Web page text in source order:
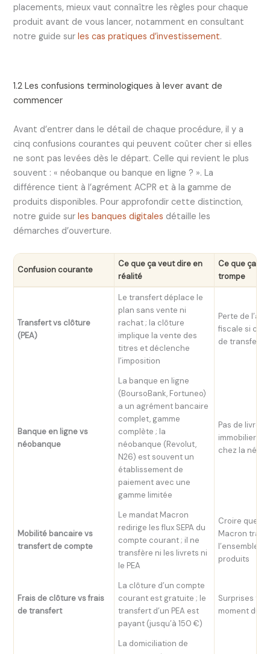
placements, mieux vaut connaître les règles pour chaque
produit avant de vous lancer, notamment en consultant
notre guide surles cas pratiques d’investissement.
1.2 Les confusions terminologiques à lever avant de
commencer
Avant d’entrer dans le détail de chaque procédure, il y a
cinq confusions courantes qui peuvent coûter cher si elles
ne sont pas levées dès le départ. Celle qui revient le plus
souvent : « néobanque ou banque en ligne ? ». La
différence tient à l’agrément ACPR et à la gamme de
produits disponibles. Pour approfondir cette distinction,
notre guide surles banques digitales détaille les
démarches d’ouverture.
Confusion courante
Ce que ça veut dire en
réalité
Ce que ça
trompe
Transfert vs clôture
(PEA)
Le transfert déplace le
plan sans vente ni
rachat ; la clôture
implique la vente des
titres et déclenche
l’imposition
Perte de
fiscale si
de transfert
Banque en ligne vs
néobanque
La banque en ligne
(BoursoBank, Fortuneo)
a un agrément bancaire
complet, gamme
complète ; la
néobanque (Revolut,
N26) est souvent un
établissement de
paiement avec une
gamme limitée
Pas de
immobilier ni
chez la
Mobilité bancaire vs
transfert de compte
Le mandat Macron
redirige les flux SEPA du
compte courant ; il ne
transfère ni les livrets ni
le PEA
Croire que le
Macron
l’ensemble
produits
Frais de clôture vs frais
de transfert
La clôture d’un compte
courant est gratuite ; le
transfert d’un PEA est
payant (jusqu’à 150 €)
Surprises
moment du
La domiciliation de